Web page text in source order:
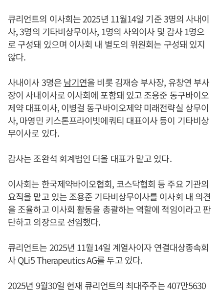
큐리언트의 이사회는 2025년 11월14일 기준 3명의 사내이
사, 3명의 기타비상무이사, 1명의 사외이사 및 감사 1명으
로 구성돼 있으며 이사회 내 별도의 위원회는 구성돼 있지
않다.
사내이사 3명은남기연을 비롯 김재승 부사장, 유창연 부사
장이 사내이사로 이사회에 포함돼 있고 조용준 동구바이오
제약 대표이사, 이병걸 동구바이오제약 미래전략실 상무이
사, 마영민 키스톤프라이빗에쿼티 대표이사 등이 기타비상
무이사로 있다.
감사는 조완석 회계법인 더올 대표가 맡고 있다.
이사회는 한국제약바이오협회, 코스닥협회 등 주요 기관의
요직을 맡고 있는 조용준 기타비상무이사를 이사회 내 의견
을 조율하고 이사회 활동을 총괄하는 역할에 적임이라고 판
단하고 의장으로 선임했다.
큐리언트는 2025년 11월14일 계열사이자 연결대상종속회
사 QLi5 Therapeutics AG를 두고 있다.
2025년 9월30일 현재 큐리언트의 최대주주는 407만5630